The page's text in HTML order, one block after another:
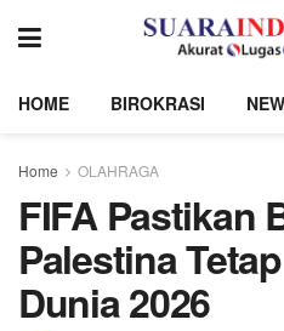
HOME BIROKRASI
Home OLAHRAGA
FIFA Pastikan
Palestina
Dunia 2026